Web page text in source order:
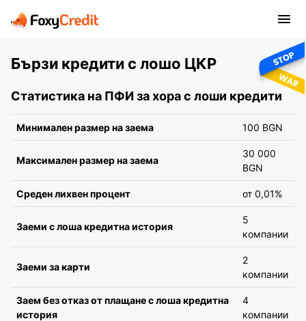
Бързи кредити с лошо ЦКР
Статистика на ПФИ за хора с лоши кредити
Минимален размер на заема 100 BGN
Максимален размер на заема
30 000
BGN
Среден лихвен процент от 0,01%
Заеми с лоша кредитна история
5
компании
Заеми за карти
2
компании
Заем без отказ от плащане с лоша кредитна
история
4
компании